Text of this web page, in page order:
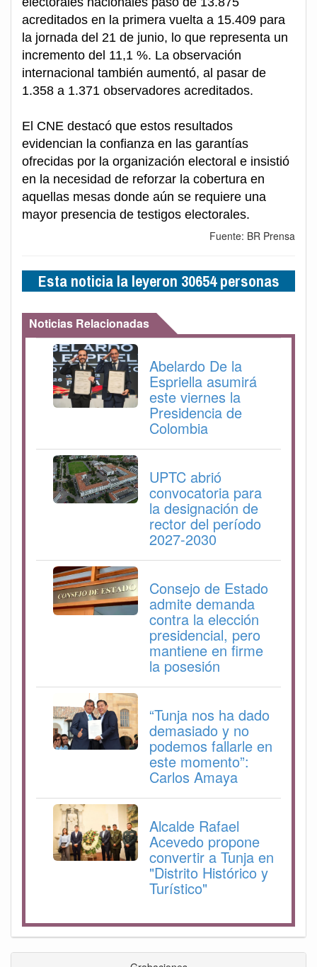
acreditados en la primera vuelta a 15.409 para
la jornada del 21 de junio, lo que representa un
incremento del 11,1 %. La observación
internacional también aumentó, al pasar de
1.358 a 1.371 observadores acreditados.
El CNE destacó que estos resultados
evidencian la confianza en las garantías
ofrecidas por la organización electoral e insistió
en la necesidad de reforzar la cobertura en
aquellas mesas donde aún se requiere una
mayor presencia de testigos electorales.
Fuente: BR Prensa
Esta noticia la leyeron 30654 personas
Noticias Relacionadas
Abelardo De la
Espriella asumirá
este viernes la
Presidencia de
Colombia
UPTC abrió
convocatoria para
la designación de
rector del período
2027-2030
Consejo de Estado
admite demanda
contra la elección
presidencial, pero
mantiene en firme
la posesión
“Tunja nos ha dado
demasiado y no
podemos fallarle en
este momento”:
Carlos Amaya
Alcalde Rafael
Acevedo propone
convertir a Tunja en
"Distrito Histórico y
Turístico"